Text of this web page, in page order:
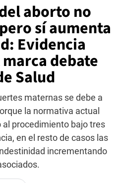
aborto no
sí aumenta
Evidencia
debate
Salud
maternas se debe a
la normativa actual
procedimiento bajo tres
en el resto de casos las
incrementando